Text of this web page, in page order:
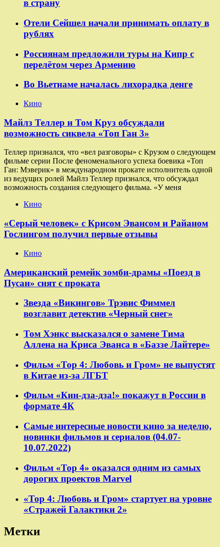
в страну
Отели Сейшел начали принимать оплату в
рублях
Россиянам предложили туры на Кипр с
перелётом через Армению
Во Вьетнаме началась лихорадка денге
Кино
Майлз Теллер и Том Круз обсуждали
возможность сиквела «Топ Ган 3»
Теллер признался, что «вел разговоры» с Крузом о следующем
фильме серии После феноменального успеха боевика «Топ
Ган: Мэверик» в международном прокате исполнитель одной
из ведущих ролей Майлз Теллер признался, что обсуждал
возможность создания следующего фильма. «У меня
Кино
«Серый человек» с Крисом Эвансом и Райаном
Гослингом получил первые отзывы
Кино
Американский ремейк зомби-драмы «Поезд в
Пусан» снят с проката
Звезда «Викингов» Трэвис Фиммел
возглавит детектив «Черный снег»
Том Хэнкс высказался о замене Тима
Аллена на Криса Эванса в «Баззе Лайтере»
Фильм «Тор 4: Любовь и Гром» не выпустят
в Китае из-за ЛГБТ
Фильм «Кин-дза-дза!» покажут в России в
формате 4К
Самые интересные новости кино за неделю,
новинки фильмов и сериалов (04.07-
10.07.2022)
Фильм «Тор 4» оказался одним из самых
дорогих проектов Marvel
«Тор 4: Любовь и Гром» стартует на уровне
«Стражей Галактики 2»
Метки